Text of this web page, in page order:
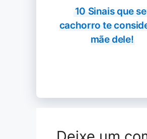
10 Sinais que
cachorro te
mãe dele!